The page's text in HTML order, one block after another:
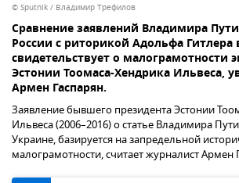
© Sputnik / Владимир Трефилов
Сравнение заявлений Владимира
России с риторикой Адольфа Гитлера
свидетельствует о малограмотности
Эстонии Тоомаса-Хендрика Ильвеса,
Армен Гаспарян.
Заявление бывшего президента Эстонии
Ильвеса (2006–2016) о статье Владимира
Украине, базируется на запредельной
малограмотности, считает журналист Армен